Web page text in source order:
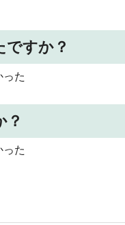
すか？
った
？
った